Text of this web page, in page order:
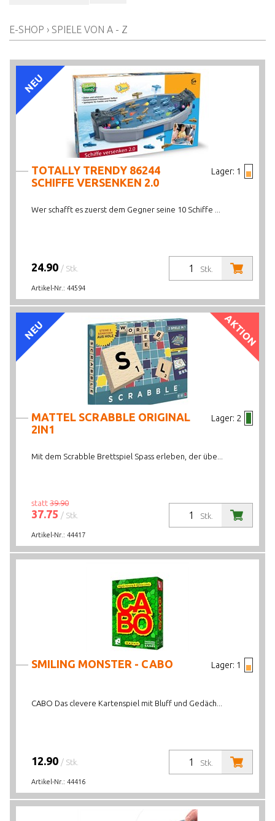
ALTER AB
PREIS VON BIS
AKTIONEN/NEUHEITEN/HIGHLIGHTS
LAGERBESTAND
E-SHOP › SPIELE VON A - Z
NEU
Lager: 1
TOTALLY TRENDY 86244
SCHIFFE VERSENKEN 2.0
Wer schafft es zuerst dem Gegner seine 10 Schiffe ...
Stk.
24.90 / Stk.
Artikel-Nr.: 44594
AKTION
NEU
Lager: 2
MATTEL SCRABBLE ORIGINAL
2IN1
Mit dem Scrabble Brettspiel Spass erleben, der übe...
Stk.
statt 39.90
37.75 / Stk.
Artikel-Nr.: 44417
Lager: 1
SMILING MONSTER - CABO
CABO Das clevere Kartenspiel mit Bluff und Gedäch...
Stk.
12.90 / Stk.
Artikel-Nr.: 44416